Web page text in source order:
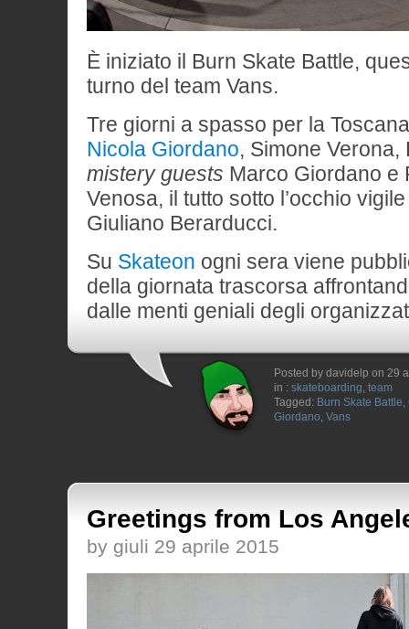
È iniziato il Burn Skate Battle,
turno del team Vans.
Tre giorni a spasso per la
Nicola Giordano, Simone
mistery guests Marco Giordano
Venosa, il tutto sotto l’occhio
Giuliano Berarducci.
Su Skateon ogni sera viene
della giornata trascorsa
dalle menti geniali degli
Posted by davidelp on 29
in : skateboarding, team
Tagged: Burn Skate Battle,
Giordano, Vans
Greetings from Los
by giuli 29 aprile 2015